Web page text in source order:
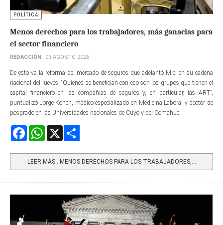
POLÍTICA
Menos derechos para los trabajadores, más ganacias para
el sector financiero
REDACCIÓN 03 AGOSTO 2026
De esto va la reforma del mercado de seguros que adelantó Miei en su cadena
nacional del jueves. “Quienes se benefician con eso son los grupos que tienen el
capital financiero en las compañías de seguros y, en particular, las ART”,
puntualizó Jorge Kohen, médico especializado en Medicina Laboral y doctor de
posgrado en las Universidades nacionales de Cuyo y del Comahue.
FacebookWhatsApp
LEER MÁS…MENOS DERECHOS PARA LOS TRABAJADORES,...